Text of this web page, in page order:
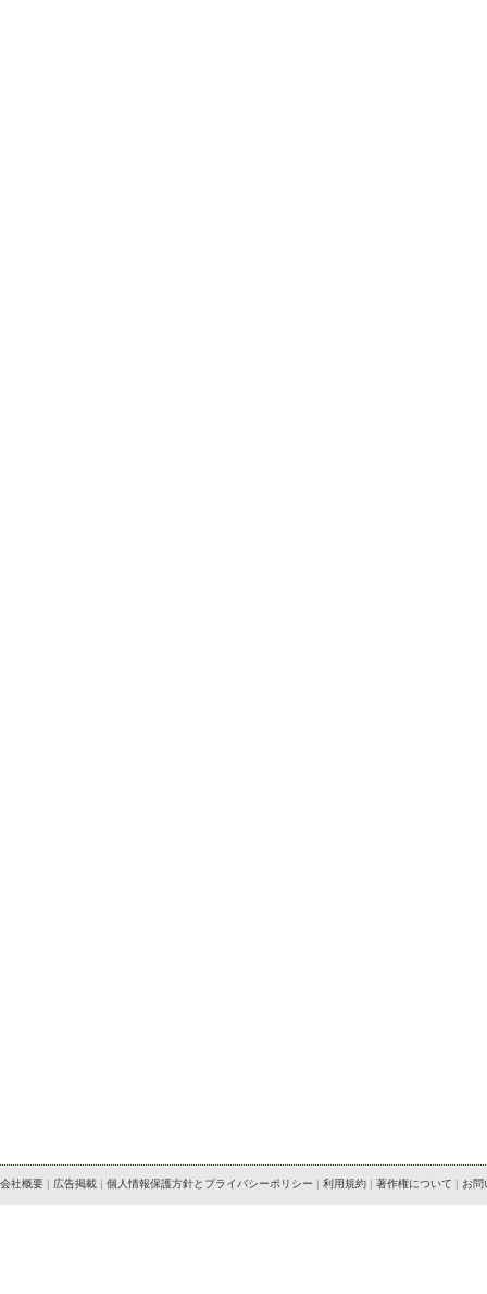
会社概要 | 広告掲載 | 個人情報保護方針とプライバシーポリシー | 利用規約 | 著作権について | お問